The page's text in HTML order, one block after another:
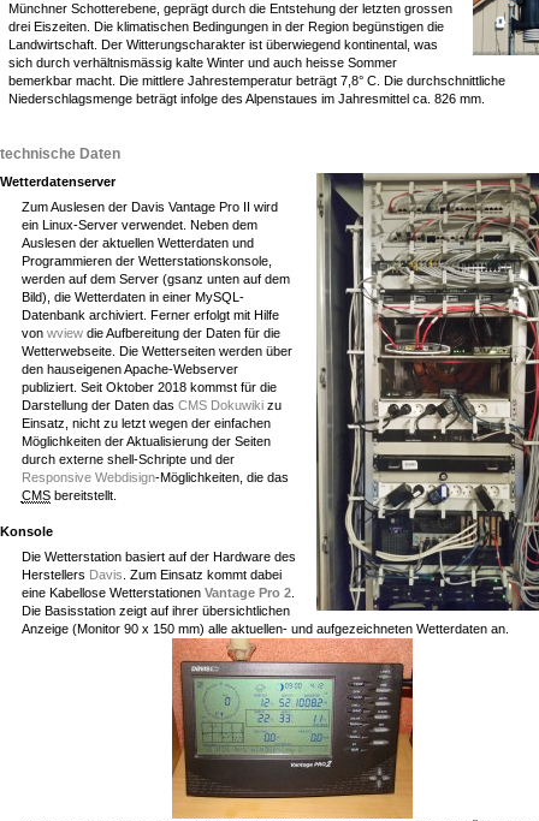
Münchner Schotterebene, geprägt durch die Entstehung der letzten grossen
drei Eiszeiten. Die klimatischen Bedingungen in der Region begünstigen die
Landwirtschaft. Der Witterungscharakter ist überwiegend kontinental, was
sich durch verhältnismässig kalte Winter und auch heisse Sommer
bemerkbar macht. Die mittlere Jahrestemperatur beträgt 7,8° C. Die durchschnittliche
Niederschlagsmenge beträgt infolge des Alpenstaues im Jahresmittel ca. 826 mm.
technische Daten
Wetterdatenserver
Zum Auslesen der Davis Vantage Pro II wird
ein Linux-Server verwendet. Neben dem
Auslesen der aktuellen Wetterdaten und
Programmieren der Wetterstationskonsole,
werden auf dem Server (gsanz unten auf dem
Bild), die Wetterdaten in einer MySQL-
Datenbank archiviert. Ferner erfolgt mit Hilfe
von wviewdie Aufbereitung der Daten für die
Wetterwebseite. Die Wetterseiten werden über
den hauseigenen Apache-Webserver
publiziert. Seit Oktober 2018 kommst für die
Darstellung der Daten das CMS Dokuwikizu
Einsatz, nicht zu letzt wegen der einfachen
Möglichkeiten der Aktualisierung der Seiten
durch externe shell-Schripte und der
Responsive Webdisign-Möglichkeiten, die das
CMSbereitstellt.
Konsole
Die Wetterstation basiert auf der Hardware des
Herstellers Davis . Zum Einsatz kommt dabei
eine Kabellose Wetterstationen Vantage Pro 2.
Die Basisstation zeigt auf ihrer übersichtlichen
Anzeige (Monitor 90 x 150 mm) alle aktuellen- und aufgezeichneten Wetterdaten an.